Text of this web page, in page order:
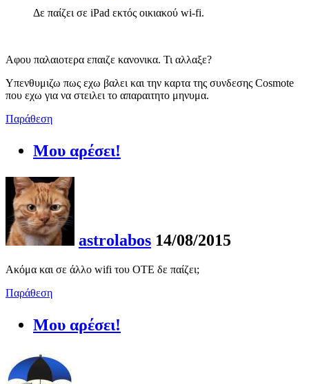
Δε παίζει σε iPad εκτός οικιακού wi-fi.
Αφου παλαιοτερα επαιζε κανονικα. Τι αλλαξε?
Υπενθυμιζω πως εχω βαλει και την καρτα της συνδεσης Cosmote
που εχω για να στειλει το απαραιτητο μηνυμα.
Παράθεση
Μου αρέσει!
astrolabos 14/08/2015
Ακόμα και σε άλλο wifi του ΟΤΕ δε παίζει;
Παράθεση
Μου αρέσει!